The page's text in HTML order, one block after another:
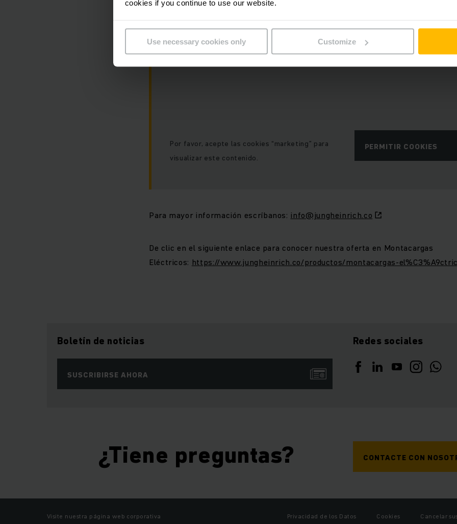
cookies if you continue to use our website.
Use necessary cookies only Customize
Por desgracia, este contenido no está disponible debido a sus
preferencias de cookies actuales.
Por favor, acepte las cookies “marketing” para
visualizar este contenido.
PERMITIR COOKIES
Para mayor información escríbanos: info@jungheinrich.co
De clic en el siguiente enlace para conocer nuestra oferta en Montacargas
Eléctricos: https://www.jungheinrich.co/productos/montacargas-
Boletín de noticias
SUSCRIBIRSE AHORA
Redes sociales
¿Tiene preguntas? CONTACTE CON
Visite nuestra página web corporativa Privacidad de los Datos Cookies Cancelar